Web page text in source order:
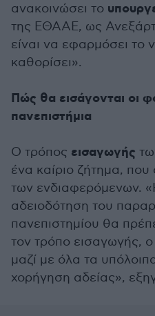
ανακοινώσει το
της ΕΘΑΑΕ, ως
είναι να εφαρμόσει το
καθορίσει».
Πώς θα εισάγονται οι
πανεπιστήμια
Ο τρόπος εισαγωγής
ένα καίριο ζήτημα,
των ενδιαφερόμενων.
αδειοδότηση του
πανεπιστημίου θα
τον τρόπο εισαγωγής,
μαζί με όλα τα
χορήγηση αδείας»,